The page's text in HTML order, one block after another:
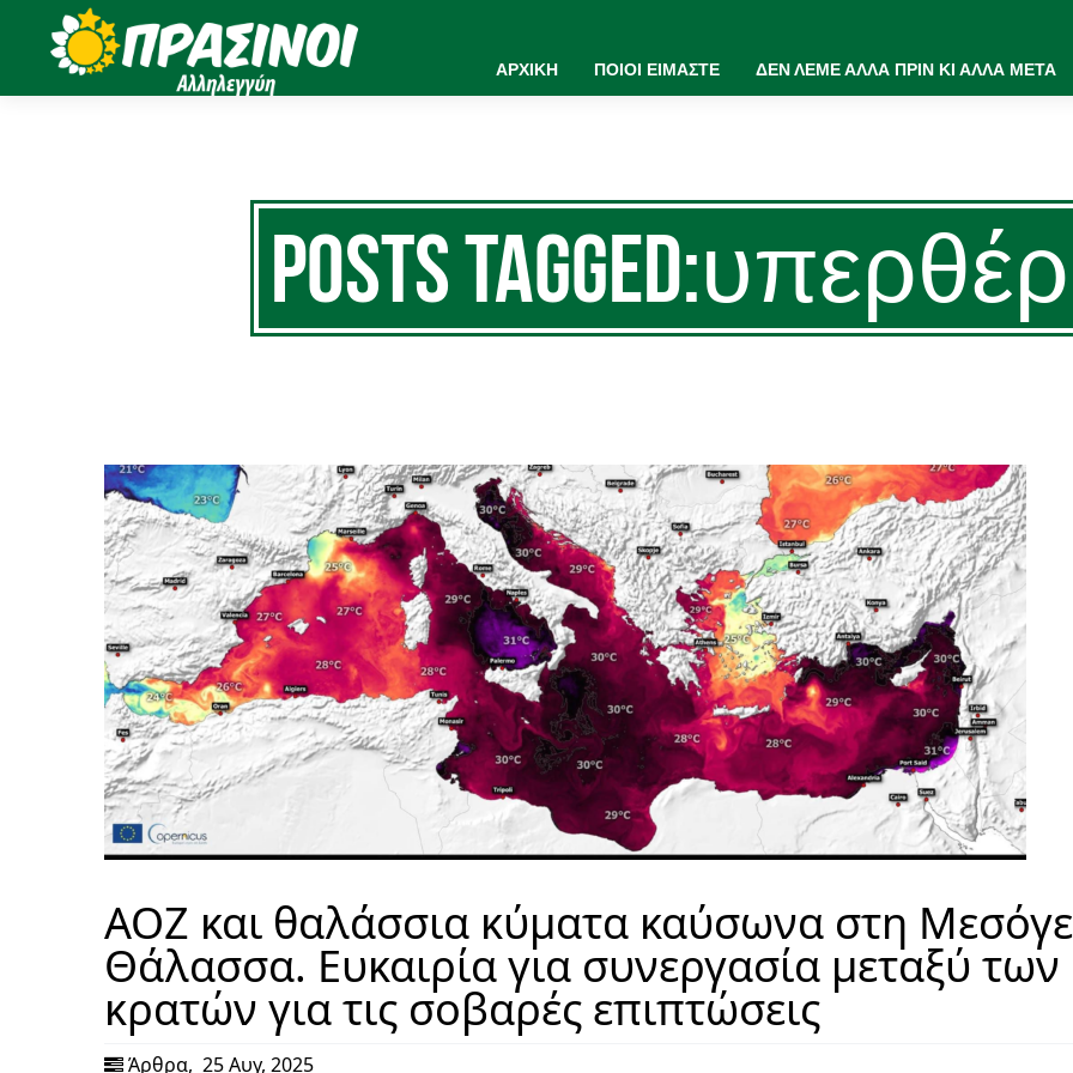
ΑΡΧΙΚΗ ΠΟΙΟΙ ΕΙΜΑΣΤΕ ΔΕΝ ΛΕΜΕ ΑΛΛΑ ΠΡΙΝ ΚΙ ΑΛΛΑ ΜΕΤΑ
Posts
ΑΟΖ και θαλάσσια κύματα καύσωνα στη
Θάλασσα. Ευκαιρία για συνεργασία μεταξύ των
κρατών για τις σοβαρές επιπτώσεις
Άρθρα, 25 Αυγ, 2025